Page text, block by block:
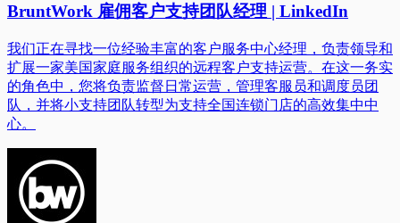
BruntWork 雇佣客户支持团队经理 | LinkedIn
我们正在寻找一位经验丰富的客户服务中心经理，负责领导和
扩展一家美国家庭服务组织的远程客户支持运营。在这一务实
的角色中，您将负责监督日常运营，管理客服员和调度员团
队，并将小支持团队转型为支持全国连锁门店的高效集中中
心。